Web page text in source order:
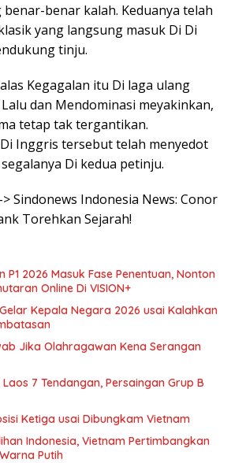
benar kalah. Keduanya telah
yang langsung masuk Di Di
tinju.
Kegagalan itu Di laga ulang
dan Mendominasi meyakinkan,
tetap tak tergantikan.
Inggris tersebut telah menyedot
Di kedua petinju.
Sindonews Indonesia News: Conor
Torehkan Sejarah!
P1 2026 Masuk Fase Penentuan, Nonton
Online Di VISION+
Kepala Negara 2026 usai Kalahkan
Jika Olahragawan Kena Serangan
7 Tendangan, Persaingan Grup B
Ketiga usai Dibungkam Vietnam
Indonesia, Vietnam Pertimbangkan
Putih